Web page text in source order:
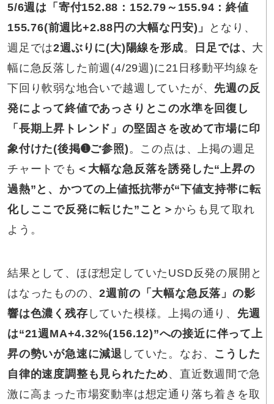
5/6週は「寄付152.88：152.79～155.94：終値
155.76(前週比+2.88円の大幅な円安)」
となり、
週足では2週ぶりに(大)陽線を形成。 日足では、 大
幅に急反落した前週(4/29週)に21日移動平均線を
下回り軟弱な地合いで越週していたが、 先週の反
発によって終値であっさりとこの水準を回復し
「長期上昇トレンド」の堅固さを改めて市場に印
象付けた(後掲➊ご参照) 。この点は、上掲の週足
チャートでも ＜大幅な急反落を誘発した“上昇の
過熱”と、かつての上値抵抗帯が“下値支持帯に転
化しここで反発に転じた”こと＞ からも見て取れ
よう。
結果として、ほぼ想定していたUSD反発の展開と
はなったものの、2週前の「大幅な急反落」の影
響は色濃く残存 していた模様。上掲の通り、 先週
は“21週MA+4.32%(156.12)”への接近に伴って上
昇の勢いが急速に減退 していた。なお、 こうした
自律的速度調整も見られたため、直近数週間で急
激に高まった市場変動率は想定通り落ち着きを取